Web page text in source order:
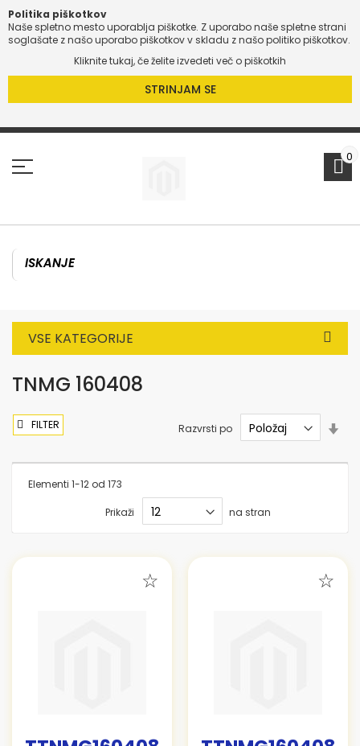
Politika piškotkov
Naše spletno mesto uporablja piškotke. Z uporabo naše spletne strani
soglašate z našo uporabo piškotkov v skladu z našo politiko piškotkov.
Kliknite tukaj, če želite izvedeti več o piškotkih
STRINJAM SE
Preskoči
0
VSE KATEGORIJE
TNMG 160408
Elementi 1-12 od 173
Prikaži na stran
Razvrsti po
FILTER